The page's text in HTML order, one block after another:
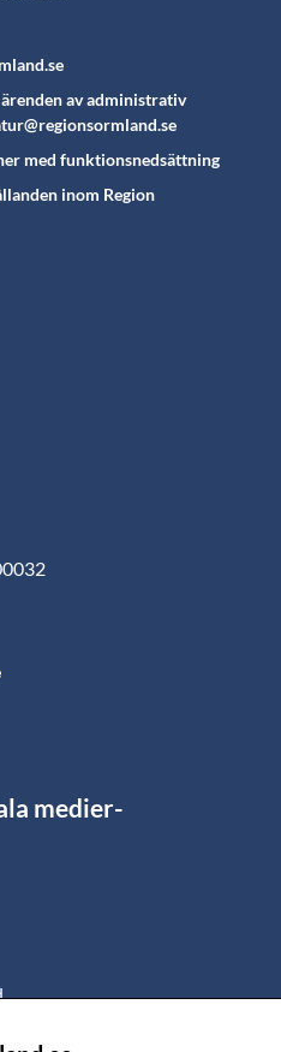
av administrativ
med funktionsnedsättning
inom Region
medier-
för både